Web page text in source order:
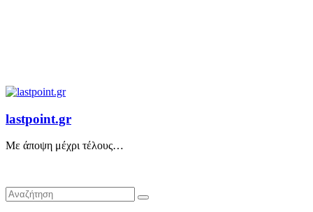
lastpoint.gr
Με άποψη μέχρι τέλους…